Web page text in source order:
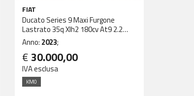
FIAT
Ducato Series 9 Maxi Furgone
Lastrato 35q Xlh2 180cv At9 2.2
Multijet 3 E
Anno: 2023;
€ 30.000,00
IVA esclusa
KM0